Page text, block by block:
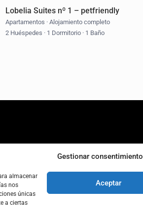
Gestionar consentimiento
almacenar
nos
únicas
a ciertas
Aceptar
Lobelia Suites nº 1 – petfriendly
Apartamentos · Alojamiento completo
2 Huéspedes · 1 Dormitorio · 1 Baño